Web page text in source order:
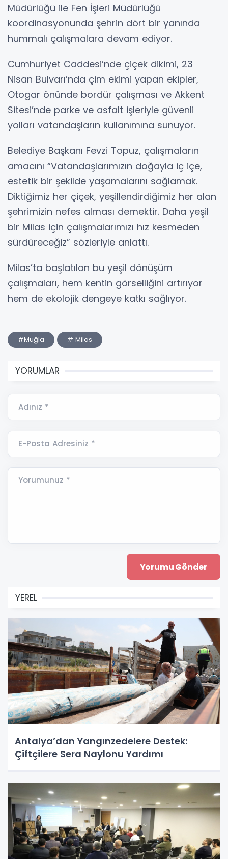
Müdürlüğü ile Fen İşleri Müdürlüğü
koordinasyonunda şehrin dört bir yanında
hummalı çalışmalara devam ediyor.
Cumhuriyet Caddesi’nde çiçek dikimi, 23
Nisan Bulvarı’nda çim ekimi yapan ekipler,
Otogar önünde bordür çalışması ve Akkent
Sitesi’nde parke ve asfalt işleriyle güvenli
yolları vatandaşların kullanımına sunuyor.
Belediye Başkanı Fevzi Topuz, çalışmaların
amacını “Vatandaşlarımızın doğayla iç içe,
estetik bir şekilde yaşamalarını sağlamak.
Diktiğimiz her çiçek, yeşillendirdiğimiz her alan
şehrimizin nefes alması demektir. Daha yeşil
bir Milas için çalışmalarımızı hız kesmeden
sürdüreceğiz” sözleriyle anlattı.
Milas’ta başlatılan bu yeşil dönüşüm
çalışmaları, hem kentin görselliğini artırıyor
hem de ekolojik dengeye katkı sağlıyor.
#Muğla # Milas
YORUMLAR
Adınız *
E-Posta Adresiniz *
Yorumunuz *
YEREL
Antalya’dan Yangınzedelere Destek:
Çiftçilere Sera Naylonu Yardımı